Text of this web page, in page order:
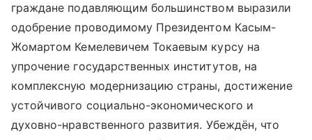
граждане подавляющим большинством выразили
одобрение проводимому Президентом Касым-
Жомартом Кемелевичем Токаевым курсу на
упрочение государственных институтов, на
комплексную модернизацию страны, достижение
устойчивого социально-экономического и
духовно-нравственного развития. Убеждён, что